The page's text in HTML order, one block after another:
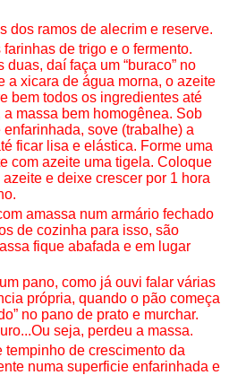
dos ramos de alecrim e reserve.
de trigo e o fermento.
duas, daí faça um “buraco” no
a xicara de água morna, o azeite
bem todos os ingredientes até
massa bem homogênea. Sob
sove (trabalhe) a
ficar lisa e elástica. Forme uma
com azeite uma tigela. Coloque
e deixe crescer por 1 hora
amassa num armário fechado
de cozinha para isso, são
fique abafada e em lugar
pano, como já ouvi falar várias
própria, quando o pão começa
no pano de prato e murchar.
seja, perdeu a massa.
tempinho de crescimento da
numa superficie enfarinhada e